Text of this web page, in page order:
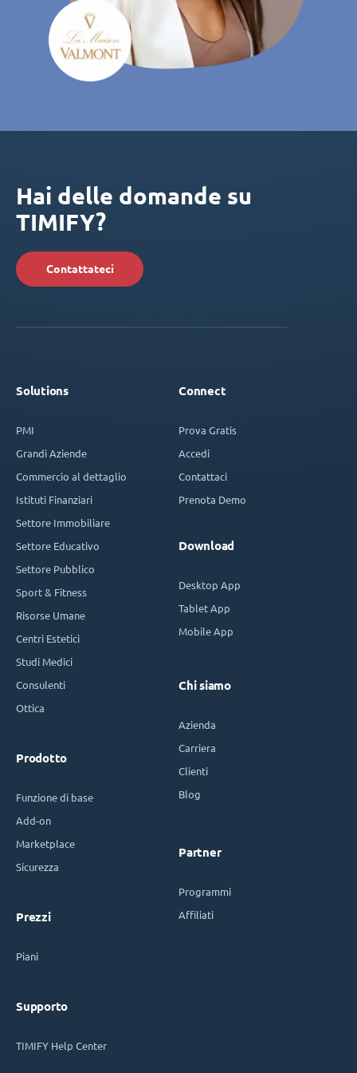
Hai delle domande su
TIMIFY?
Contattateci
Solutions
PMI
Grandi Aziende
Commercio al dettaglio
Istituti Finanziari
Settore Immobiliare
Settore Educativo
Settore Pubblico
Sport & Fitness
Risorse Umane
Centri Estetici
Studi Medici
Consulenti
Ottica
Prodotto
Funzione di base
Add-on
Marketplace
Sicurezza
Prezzi
Piani
Supporto
TIMIFY Help Center
Connect
Prova Gratis
Accedi
Contattaci
Prenota Demo
Download
Desktop App
Tablet App
Mobile App
Chi siamo
Azienda
Carriera
Clienti
Blog
Partner
Programmi
Affiliati